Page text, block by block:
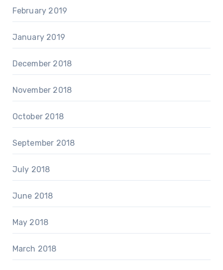
February 2019
January 2019
December 2018
November 2018
October 2018
September 2018
July 2018
June 2018
May 2018
March 2018